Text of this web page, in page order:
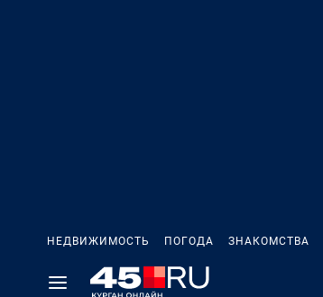
НЕДВИЖИМОСТЬ ПОГОДА ЗНАКОМСТВА